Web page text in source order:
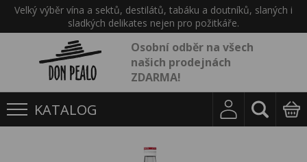
Velký výběr vína a sektů, destilátů, tabáku a doutníků, slaných i
sladkých delikates nejen pro požitkáře.
Osobní odběr na všech
našich prodejnách
ZDARMA!
KATALOG